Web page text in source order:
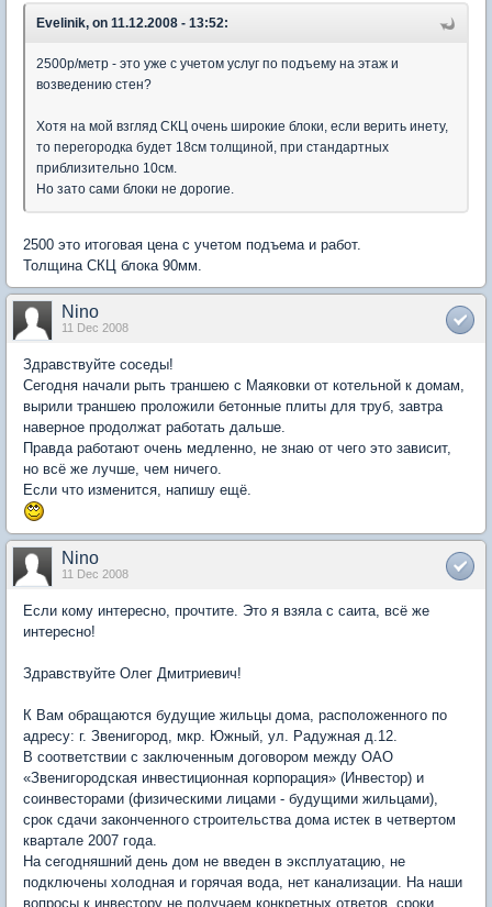
Evelinik, on 11.12.2008 - 13:52:
2500р/метр - это уже с учетом услуг по подъему на этаж и
возведению стен?
Хотя на мой взгляд СКЦ очень широкие блоки, если верить инету,
то перегородка будет 18см толщиной, при стандартных
приблизительно 10см.
Но зато сами блоки не дорогие.
2500 это итоговая цена с учетом подъема и работ.
Толщина СКЦ блока 90мм.
Nino
11 Dec 2008
Здравствуйте соседы!
Сегодня начали рыть траншею с Маяковки от котельной к домам,
вырили траншею проложили бетонные плиты для труб, завтра
наверное продолжат работать дальше.
Правда работают очень медленно, не знаю от чего это зависит,
но всё же лучше, чем ничего.
Если что изменится, напишу ещё.
Nino
11 Dec 2008
Если кому интересно, прочтите. Это я взяла с саита, всё же
интересно!
Здравствуйте Олег Дмитриевич!
К Вам обращаются будущие жильцы дома, расположенного по
адресу: г. Звенигород, мкр. Южный, ул. Радужная д.12.
В соответствии с заключенным договором между ОАО
«Звенигородская инвестиционная корпорация» (Инвестор) и
соинвесторами (физическими лицами - будущими жильцами),
срок сдачи законченного строительства дома истек в четвертом
квартале 2007 года.
На сегодняшний день дом не введен в эксплуатацию, не
подключены холодная и горячая вода, нет канализации. На наши
вопросы к инвестору не получаем конкретных ответов, сроки